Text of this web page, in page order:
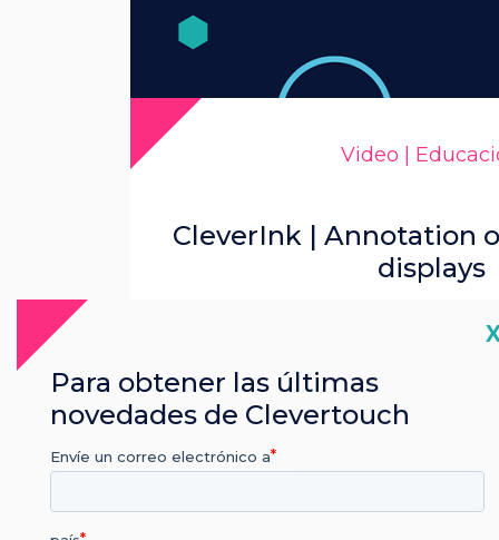
Video |
CleverInk | Annotation
displays
Para obtener las últimas
novedades de Clevertouch
Envíe un correo electrónico a